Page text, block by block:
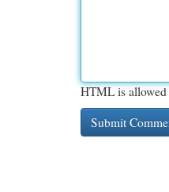
HTML is allowed